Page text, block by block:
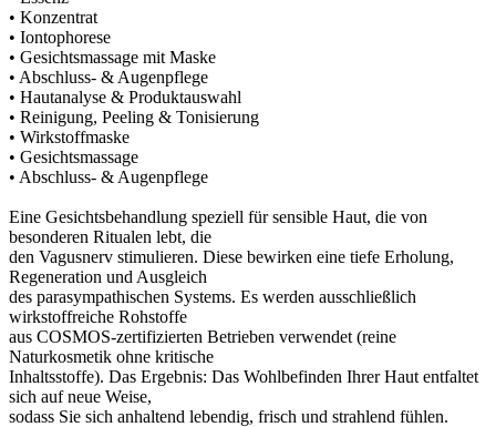
• Konzentrat
• Iontophorese
• Gesichtsmassage mit Maske
• Abschluss- & Augenpflege
• Hautanalyse & Produktauswahl
• Reinigung, Peeling & Tonisierung
• Wirkstoffmaske
• Gesichtsmassage
• Abschluss- & Augenpflege
Eine Gesichtsbehandlung speziell für sensible Haut, die von
besonderen Ritualen lebt, die
den Vagusnerv stimulieren. Diese bewirken eine tiefe Erholung,
Regeneration und Ausgleich
des parasympathischen Systems. Es werden ausschließlich
wirkstoffreiche Rohstoffe
aus COSMOS-zertifizierten Betrieben verwendet (reine
Naturkosmetik ohne kritische
Inhaltsstoffe). Das Ergebnis: Das Wohlbefinden Ihrer Haut entfaltet
sich auf neue Weise,
sodass Sie sich anhaltend lebendig, frisch und strahlend fühlen.